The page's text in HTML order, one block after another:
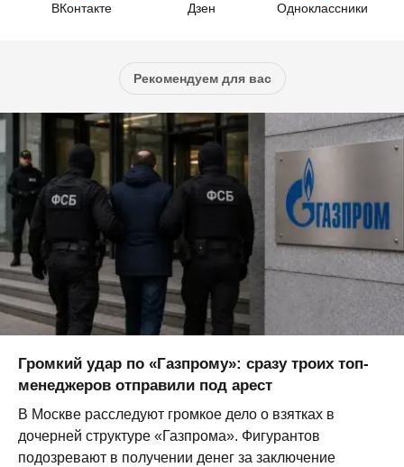
ВКонтакте Дзен Одноклассники
Рекомендуем для вас
Громкий удар по «Газпрому»: сразу троих топ-
менеджеров отправили под арест
В Москве расследуют громкое дело о взятках в
дочерней структуре «Газпрома». Фигурантов
подозревают в получении денег за заключение